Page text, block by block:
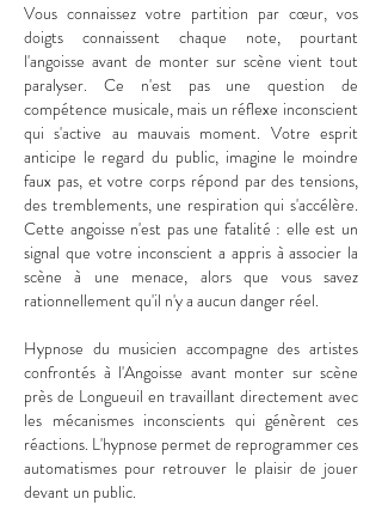
Vous connaissez votre partition par cœur, vos
doigts connaissent chaque note, pourtant
l'angoisse avant de monter sur scène vient tout
paralyser. Ce n'est pas une question de
compétence musicale, mais un réflexe inconscient
qui s'active au mauvais moment. Votre esprit
anticipe le regard du public, imagine le moindre
faux pas, et votre corps répond par des tensions,
des tremblements, une respiration qui s'accélère.
Cette angoisse n'est pas une fatalité : elle est un
signal que votre inconscient a appris à associer la
scène à une menace, alors que vous savez
rationnellement qu'il n'y a aucun danger réel.
Hypnose du musicien accompagne des artistes
confrontés à l'Angoisse avant monter sur scène
près de Longueuil en travaillant directement avec
les mécanismes inconscients qui génèrent ces
réactions. L'hypnose permet de reprogrammer ces
automatismes pour retrouver le plaisir de jouer
devant un public.